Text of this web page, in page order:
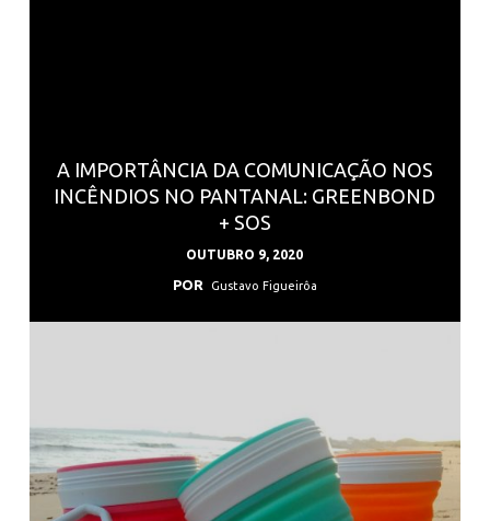
A IMPORTÂNCIA DA COMUNICAÇÃO NOS
INCÊNDIOS NO PANTANAL: GREENBOND
+ SOS
OUTUBRO 9, 2020
POR Gustavo Figueirôa